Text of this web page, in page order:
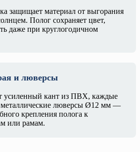
защищает материал от выгорания
Полог сохраняет цвет,
даже при круглогодичном
и люверсы
усиленный кант из ПВХ, каждые
металлические люверсы Ø12 мм —
крепления полога к
или рамам.